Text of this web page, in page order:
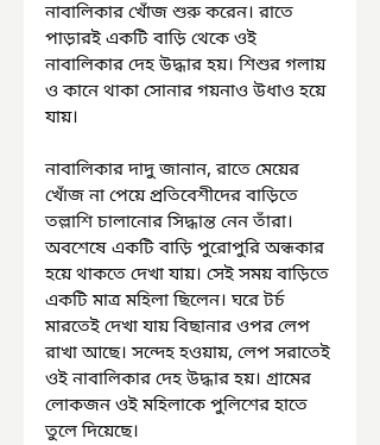
নাবালিকার খোঁজ শুরু করেন। রাতে
পাড়ারই একটি বাড়ি থেকে ওই
নাবালিকার দেহ উদ্ধার হয়। শিশুর গলায়
ও কানে থাকা সোনার গয়নাও উধাও হয়ে
যায়।
নাবালিকার দাদু জানান, রাতে মেয়ের
খোঁজ না পেয়ে প্রতিবেশীদের বাড়িতে
তল্লাশি চালানোর সিদ্ধান্ত নেন তাঁরা।
অবশেষে একটি বাড়ি পুরোপুরি অন্ধকার
হয়ে থাকতে দেখা যায়। সেই সময় বাড়িতে
একটি মাত্র মহিলা ছিলেন। ঘরে টর্চ
মারতেই দেখা যায় বিছানার ওপর লেপ
রাখা আছে। সন্দেহ হওয়ায়, লেপ সরাতেই
ওই নাবালিকার দেহ উদ্ধার হয়। গ্রামের
লোকজন ওই মহিলাকে পুলিশের হাতে
তুলে দিয়েছে।